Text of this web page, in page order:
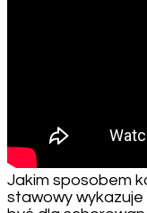
Jakim sposobem
stawowy